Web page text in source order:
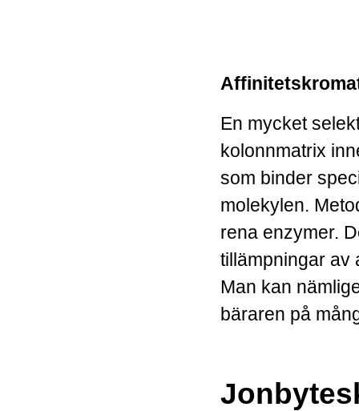
En mycket
kolonnmatrix
som binder
molekylen.
rena enzymer.
tillämpningar av
Man kan
bäraren på